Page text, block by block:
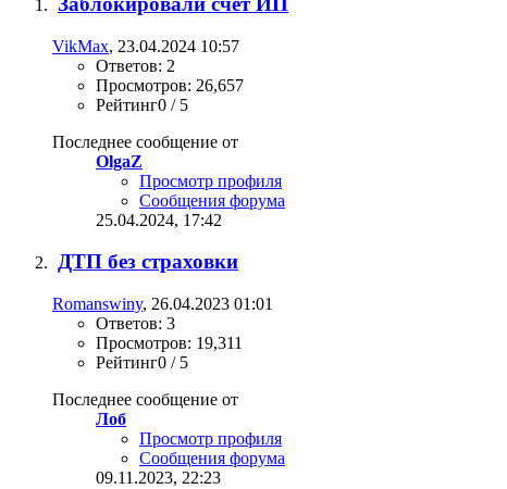
VikMax, 23.04.2024 10:57
Ответов: 2
Просмотров: 26,657
Рейтинг0 / 5
Последнее сообщение от
OlgaZ
Просмотр профиля
Сообщения форума
25.04.2024, 17:42
ДТП без страховки
Romanswiny, 26.04.2023 01:01
Ответов: 3
Просмотров: 19,311
Рейтинг0 / 5
Последнее сообщение от
Лоб
Просмотр профиля
Сообщения форума
09.11.2023, 22:23